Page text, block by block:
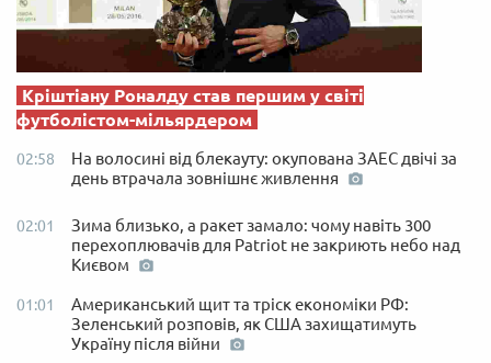
Кріштіану Роналду став першим у світі
футболістом-мільярдером
02:58
На волосині від блекауту: окупована ЗАЕС двічі за
день втрачала зовнішнє живлення
02:01
Зима близько, а ракет замало: чому навіть 300
перехоплювачів для Patriot не закриють небо над
Києвом
01:01
Американський щит та тріск економіки РФ:
Зеленський розповів, як США захищатимуть
Україну після війни